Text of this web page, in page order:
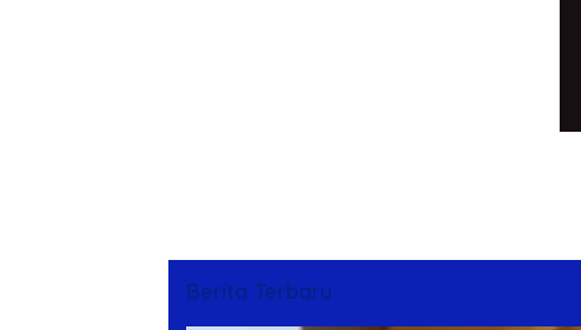
Berita Terbaru